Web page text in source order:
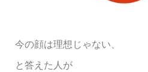
今の顔は理想じゃない、
と答えた人が